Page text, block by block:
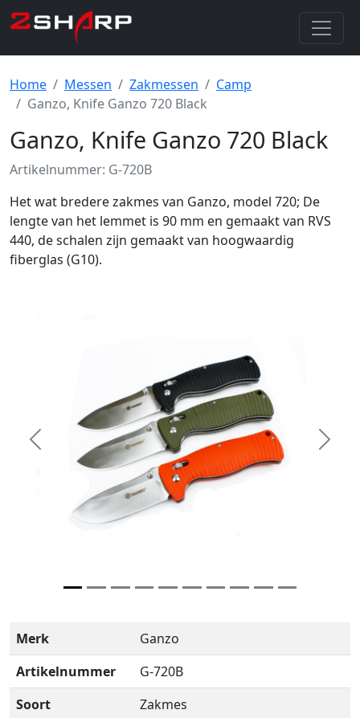
Home Messen Zakmessen
Camp
Ganzo, Knife Ganzo 720 Black
Ganzo, Knife Ganzo 720 Black
Artikelnummer: G-720B
Het wat bredere zakmes van Ganzo, model 720; De
lengte van het lemmet is 90 mm en gemaakt van RVS
440, de schalen zijn gemaakt van hoogwaardig
fiberglas (G10).
Previous Next
Merk
Ganzo
Artikelnummer
G-720B
Soort
Zakmes